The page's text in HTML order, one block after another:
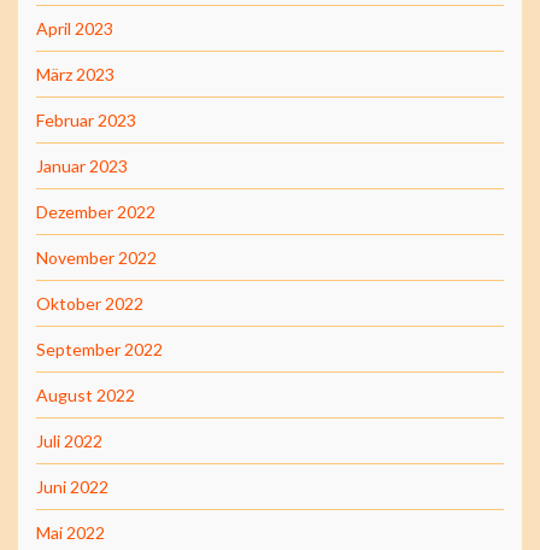
April 2023
März 2023
Februar 2023
Januar 2023
Dezember 2022
November 2022
Oktober 2022
September 2022
August 2022
Juli 2022
Juni 2022
Mai 2022